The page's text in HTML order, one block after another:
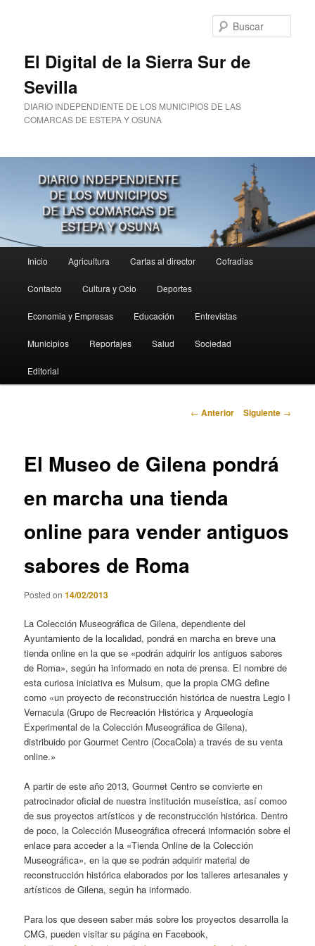
El Digital de la Sierra Sur de
Sevilla
DIARIO INDEPENDIENTE DE LOS MUNICIPIOS DE LAS
COMARCAS DE ESTEPA Y OSUNA
principal
Inicio Agricultura Cartas al director Cofradias
Contacto Cultura y Ocio Deportes
Economia y Empresas Educación Entrevistas
Municipios Reportajes Salud Sociedad
Editorial
Navegación
← Anterior Siguiente →
El Museo de Gilena pondrá
en marcha una tienda
online para vender antiguos
sabores de Roma
Posted on14/02/2013
La Colección Museográfica de Gilena, dependiente del
Ayuntamiento de la localidad, pondrá en marcha en breve una
tienda online en la que se «podrán adquirir los antiguos sabores
de Roma», según ha informado en nota de prensa. El nombre de
esta curiosa iniciativa es Mulsum, que la propia CMG define
como «un proyecto de reconstrucción histórica de nuestra Legio I
Vernacula (Grupo de Recreación Histórica y Arqueología
Experimental de la Colección Museográfica de Gilena),
distribuido por Gourmet Centro (CocaCola) a través de su venta
online.»
A partir de este año 2013, Gourmet Centro se convierte en
patrocinador oficial de nuestra institución museística, así comoo
de sus proyectos artísticos y de reconstrucción histórica. Dentro
de poco, la Colección Museográfica ofrecerá información sobre el
enlace para acceder a la «Tienda Online de la Colección
Museográfica», en la que se podrán adquirir material de
reconstrucción histórica elaborados por los talleres artesanales y
artísticos de Gilena, según ha informado.
Para los que deseen saber más sobre los proyectos desarrolla la
CMG, pueden visitar su página en Facebook,